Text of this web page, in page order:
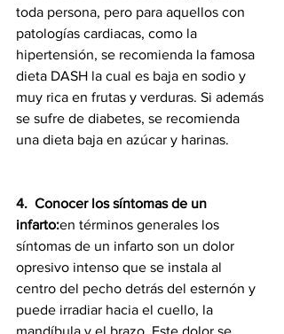
toda persona, pero para aquellos con
patologías cardiacas, como la
hipertensión, se recomienda la famosa
dieta DASH la cual es baja en sodio y
muy rica en frutas y verduras. Si además
se sufre de diabetes, se recomienda
una dieta baja en azúcar y harinas.
4. Conocer los síntomas de un
infarto:en términos generales los
síntomas de un infarto son un dolor
opresivo intenso que se instala al
centro del pecho detrás del esternón y
puede irradiar hacia el cuello, la